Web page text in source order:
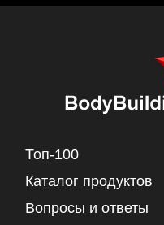
Топ-100
Каталог продуктов
Вопросы и ответы